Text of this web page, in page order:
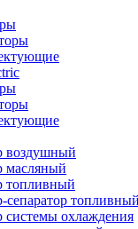
воздушный
масляный
топливный
сепаратор топливный
системы охлаждения